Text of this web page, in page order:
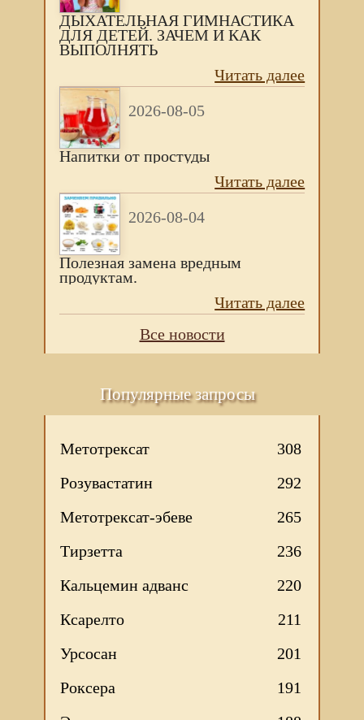
ДЫХАТЕЛЬНАЯ ГИМНАСТИКА
ДЛЯ ДЕТЕЙ. ЗАЧЕМ И КАК
ВЫПОЛНЯТЬ
Читать далее
2026-08-05
Напитки от простуды
Читать далее
2026-08-04
Полезная замена вредным
продуктам.
Читать далее
Все новости
Популярные запросы
Метотрексат
308
Розувастатин
292
Метотрексат-эбеве
265
Тирзетта
236
Кальцемин адванс
220
Ксарелто
211
Урсосан
201
Роксера
191